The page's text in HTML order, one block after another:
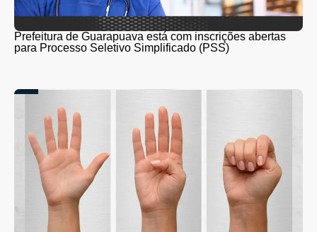
Prefeitura de Guarapuava está com inscrições abertas
para Processo Seletivo Simplificado (PSS)